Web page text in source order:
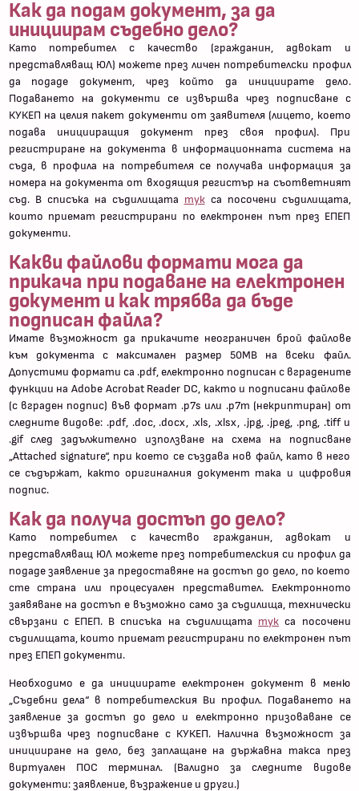
Как да подам документ, за да
инициирам съдебно дело?
Като потребител с качество (гражданин, адвокат и
представляващ ЮЛ) можете през личен потребителски профил
да подаде документ, чрез който да инициирате дело.
Подаването на документи се извършва чрез подписване с
КУКЕП на целия пакет документи от заявителя (лицето, което
подава иницииращия документ през своя профил). При
регистриране на документа в информационната система на
съда, в профила на потребителя се получава информация за
номера на документа от входящия регистър на съответният
съд. В списъка на съдилищата
тукса посочени съдилищата,
които приемат регистрирани по електронен път през ЕПЕП
документи.
Какви файлови формати мога да
прикача при подаване на електронен
документ и как трябва да бъде
подписан файла?
Имате възможност да прикачите неограничен брой файлове
към документа с максимален размер 50MB на всеки файл.
Допустими формати са .pdf, електронно подписан с вградените
функции на Adobe Acrobat Reader DC, както и подписани файлове
(с вграден подпис) във формат .p7s или .p7m (некриптиран) от
следните видове: .pdf, .doc, .docx, .xls, .xlsx, .jpg, .jpeg, .png, .tiff и
.gif след задължително използване на схема на подписване
„Attached signature“, при което се създава нов файл, като в него
се съдържат, както оригиналния документ така и цифровия
подпис.
Как да получа достъп до дело?
Като потребител с качество гражданин, адвокат и
представляващ ЮЛ можете през потребителския си профил да
подаде заявление за предоставяне на достъп до дело, по което
сте страна или процесуален представител. Електронното
заявяване на достъп е възможно само за съдилища, технически
свързани с ЕПЕП. В списъка на съдилищата тук са посочени
съдилищата, които приемат регистрирани по електронен път
през ЕПЕП документи.
Необходимо е да инициирате електронен документ в меню
„Съдебни дела“ в потребителския Ви профил. Подаването на
заявление за достъп до дело и електронно призоваване се
извършва чрез подписване с КУКЕП. Налична възможност за
иницииране на дело, без заплащане на държавна такса през
виртуален ПОС терминал. (Валидно за следните видове
документи: заявление, възражение и други.)